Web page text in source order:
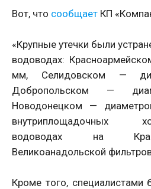
Вот, что сообщает КП
«Крупные утечки были
водоводах:
мм, Селидовском —
Добропольском —
Новодонецком —
внутриплощадочных
водоводах на
Великоанадольской
Кроме того,